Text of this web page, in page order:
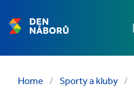
Home / Sporty a kluby /